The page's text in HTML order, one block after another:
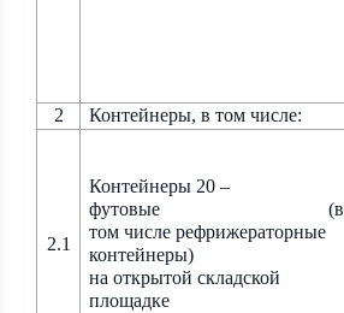
2 Контейнеры, в том числе:
2.1
Контейнеры 20 –
футовые
(в
том числе рефрижераторные
контейнеры)
на открытой складской
площадке